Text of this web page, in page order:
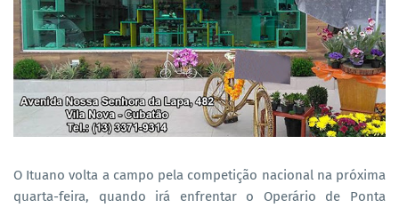
O Ituano volta a campo pela competição nacional na próxima
quarta-feira, quando irá enfrentar o Operário de Ponta